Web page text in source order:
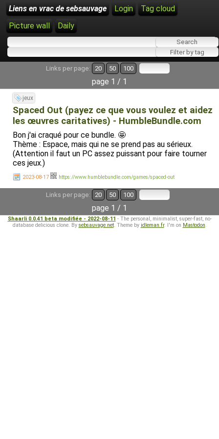
Liens en vrac de sebsauvage Login
Tag cloud
Picture wall
Daily
Links per page: 20 50 100
page 1 / 1
jeux
Spaced Out (payez ce que vous voulez et aidez
les œuvres caritatives) - HumbleBundle.com
Bon j'ai craqué pour ce bundle. 🤩
Thème : Espace, mais qui ne se prend pas au sérieux.
(Attention il faut un PC assez puissant pour faire tourner
ces jeux.)
2023-08-17 https://www.humblebundle.com/games/spaced-out
Links per page: 20 50 100
page 1 / 1
Shaarli 0.0.41 beta modifiée - 2022-08-11 - The personal, minimalist, super-fast, no-
database delicious clone. By sebsauvage.net. Theme by idleman.fr. I'm on Mastodon.